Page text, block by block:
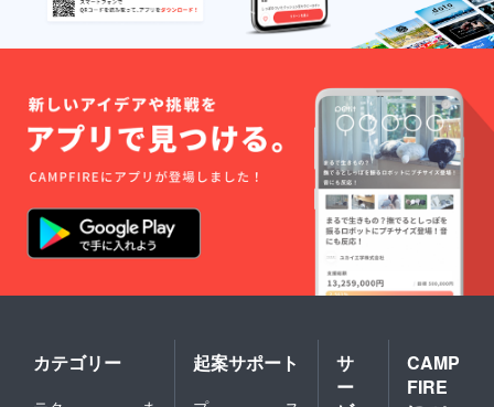
カテゴリー 起案サポート
サ
ー
CAMP
FIRE